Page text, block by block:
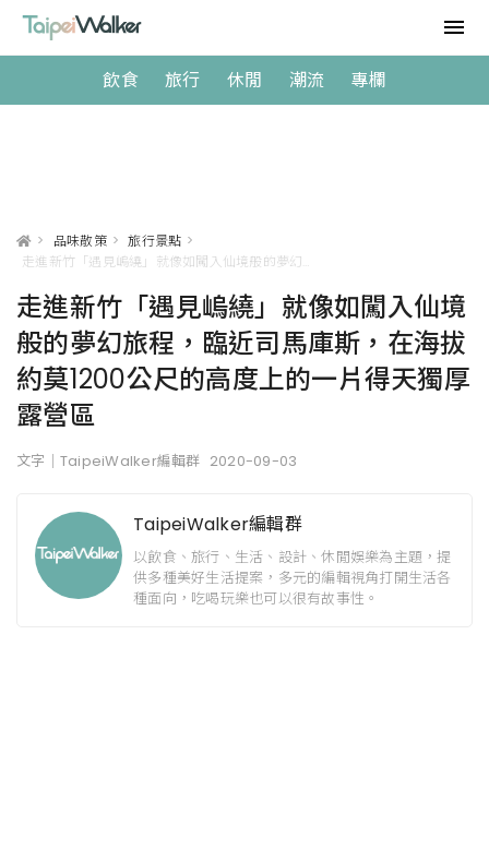
飲食 旅行 休閒 潮流 專欄
> 品味散策 > 旅行景點 >
走進新竹「遇見嵨繞」就像如闖入仙境
般的夢幻旅程，臨近司馬庫斯，在海拔
約莫1200公尺的高度上的一片得天獨厚
露營區
文字｜TaipeiWalker編輯群 2020-09-03
TaipeiWalker編輯群
以飲食、旅行、生活、設計、休閒娛樂為主題，提
供多種美好生活提案，多元的編輯視角打開生活各
種面向，吃喝玩樂也可以很有故事性。